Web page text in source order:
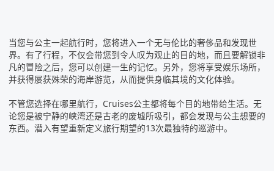
当您与公主一起航行时，您将进入一个无与伦比的奢侈品和发现世
界。有了行程，不仅会带您到令人叹为观止的目的地，而且要解锁非
凡的冒险之后，您可以创建一生的记忆。另外，您将享受娱乐场所，
并获得屡获殊荣的海岸游览，从而提供身临其境的文化体验。
不管您选择在哪里航行，Cruises公主都将每个目的地带给生活。无
论您是被宁静的峡湾还是古老的废墟所吸引，都会发现与公主想要的
东西。潜入有望重新定义旅行期望的13次最独特的巡游中。